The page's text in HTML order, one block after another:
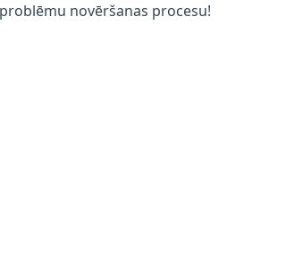
novēršanas procesu!